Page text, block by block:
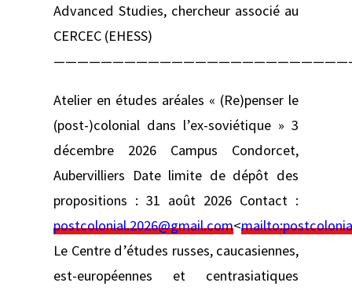
Advanced Studies, chercheur associé au
CERCEC (EHESS)
Atelier en études aréales « (Re)penser le
(post-)colonial dans l’ex-soviétique » 3
décembre 2026 Campus Condorcet,
Aubervilliers Date limite de dépôt des
propositions : 31 août 2026 Contact :
postcolonial.2026@gmail.com<mailto:
Le Centre d’études russes, caucasiennes,
est-européennes et centrasiatiques